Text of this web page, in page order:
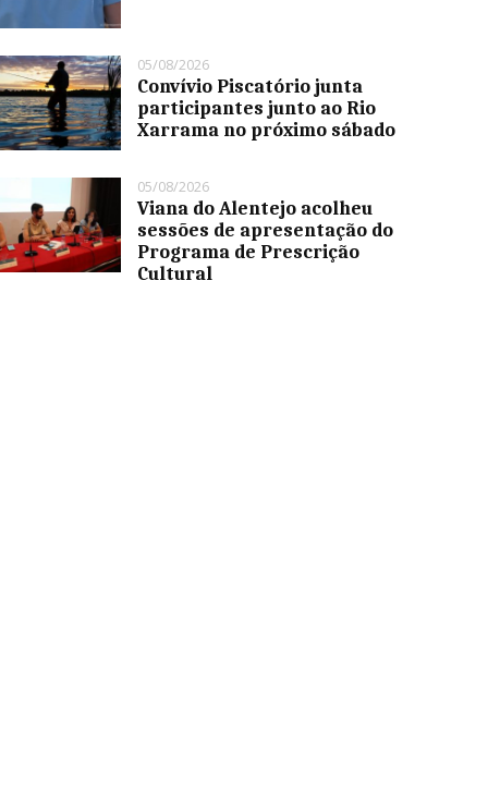
05/08/2026
Convívio Piscatório junta
participantes junto ao Rio
Xarrama no próximo sábado
05/08/2026
Viana do Alentejo acolheu
sessões de apresentação do
Programa de Prescrição
Cultural